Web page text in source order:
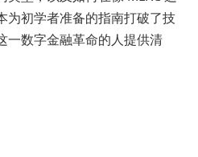
为初学者准备的指南打破了技
一数字金融革命的人提供清